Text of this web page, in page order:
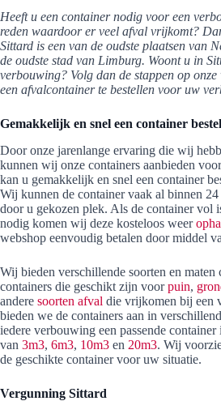
Heeft u een container nodig voor een
reden waardoor er veel afval vrijkomt?
Sittard is een van de oudste plaatsen van
de oudste stad van Limburg. Woont u in
verbouwing? Volg dan de stappen op
een afvalcontainer te bestellen voor uw
Gemakkelijk en snel een container
Door onze jarenlange ervaring die wij
kunnen wij onze containers aanbieden
kan u gemakkelijk en snel een container
Wij kunnen de container vaak al binnen
door u gekozen plek. Als de container vol
nodig komen wij deze kosteloos weer
webshop eenvoudig betalen door middel
Wij bieden verschillende soorten en maten
containers die geschikt zijn voorpuin,
andere soorten afval die vrijkomen bij een
bieden we de containers aan in
iedere verbouwing een passende
van 3m3, 6m3, 10m3 en 20m3. Wij
de geschikte container voor uw situatie.
Vergunning Sittard